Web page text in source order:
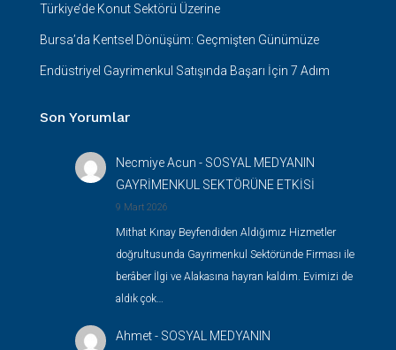
Türkiye’de Konut Sektörü Üzerine
Bursa’da Kentsel Dönüşüm: Geçmişten Günümüze
Endüstriyel Gayrimenkul Satışında Başarı İçin 7 Adım
Son Yorumlar
Necmiye Acun - SOSYAL MEDYANIN
GAYRİMENKUL SEKTÖRÜNE ETKİSİ
9 Mart 2026
Mithat Kınay Beyfendiden Aldığımız Hizmetler
doğrultusunda Gayrimenkul Sektöründe Firması ile
berâber İlgi ve Alakasına hayran kaldım. Evimizi de
aldık çok…
Ahmet- SOSYAL MEDYANIN